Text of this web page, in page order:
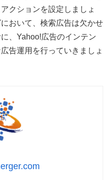
クションを設定しましょ
おいて、検索広告は欠かせ
、Yahoo!広告のインテン
告運用を行っていきましょ